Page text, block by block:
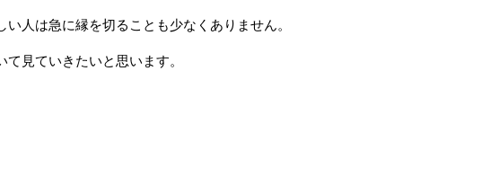
人は急に縁を切ることも少なくありません。
見ていきたいと思います。